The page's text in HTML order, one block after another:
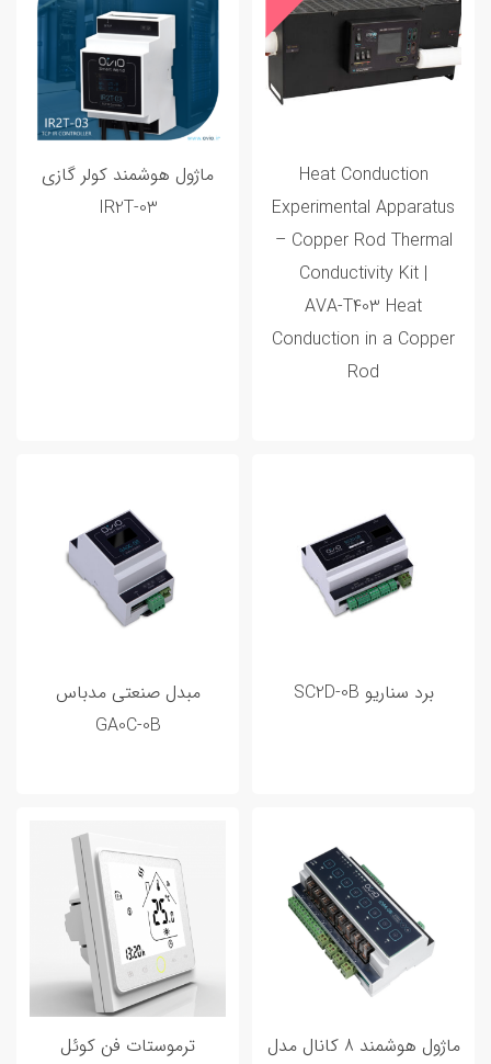
Heat Conduction
Experimental Apparatus
– Copper Rod Thermal
Conductivity Kit |
AVA‑T403 Heat
Conduction in a Copper
Rod
ماژول هوشمند کولر گازی
IR2T-03
برد سناریو SC2D-0B
مبدل صنعتی مدباس
GA0C-0B
ماژول هوشمند 8 کانال مدل
ترموستات فن کوئل